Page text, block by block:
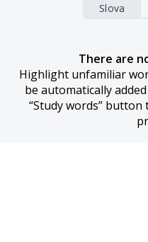
Slova
There are
Highlight unfamiliar
be automatically
“Study words”